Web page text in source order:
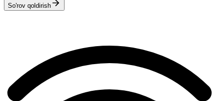
So'rov qoldirish